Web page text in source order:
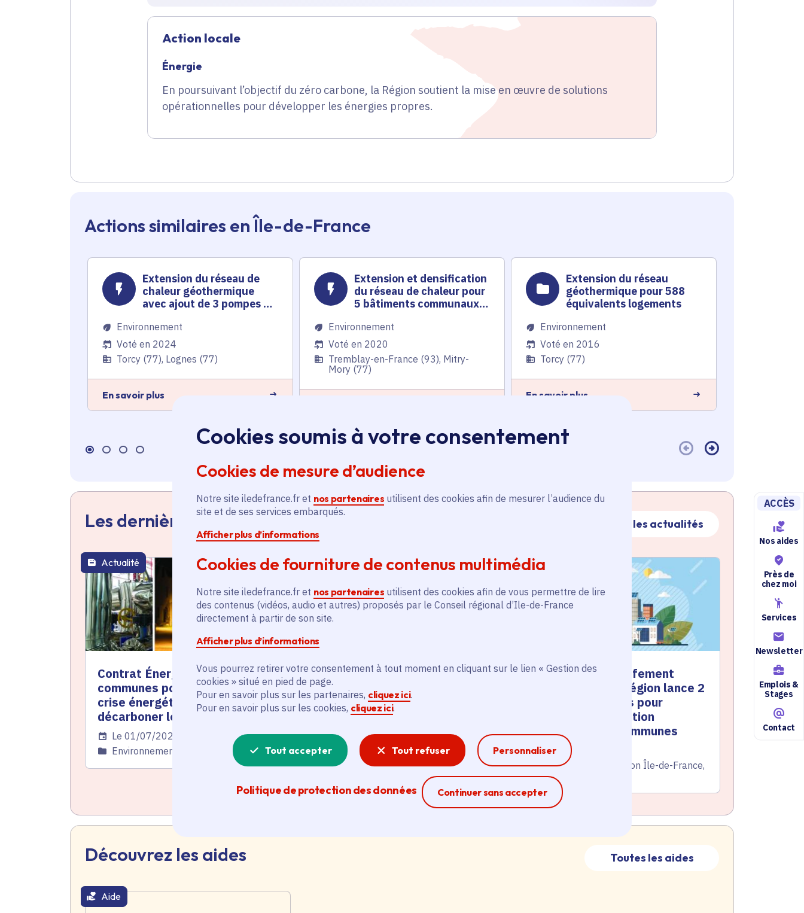
Cookies soumis à votre consentement
Cookies de mesure d’audience
Notre site iledefrance.fr et nos partenaires utilisent des cookies afin de mesurer l’audience du
site et de ses services embarqués.
Afficher plus d’informations
Cookies de fourniture de contenus multimédia
Notre site iledefrance.fr et nos partenaires utilisent des cookies afin de vous permettre de lire
des contenus (vidéos, audio et autres) proposés par le Conseil régional d’Ile-de-France
directement à partir de son site.
Afficher plus d’informations
Vous pourrez retirer votre consentement à tout moment en cliquant sur le lien « Gestion des
cookies » situé en pied de page.
Pour en savoir plus sur les partenaires, cliquez ici.
Pour en savoir plus sur les cookies, cliquez ici.
Tout accepter Tout refuser Personnaliser
Politique de protection des données Continuer sans accepter
Ferme la modale
ACCÈS
Nos aides
Près de
chez moi
Services
Newsletter
Emplois &
Stages
Contact
Action locale
Énergie
En poursuivant l’objectif du zéro carbone, la Région soutient la mise en œuvre de solutions
opérationnelles pour développer les énergies propres.
Actions similaires en Île-de-France
Extension du réseau de
chaleur géothermique
avec ajout de 3 pompes à
linéaires de canalisation
Environnement
Voté en 2024
Torcy (77), Lognes (77)
En savoir plus
Extension et densification
du réseau de chaleur pour
5 bâtiments communaux,
collège et une future zone
d'aménagement
Environnement
Voté en 2020
Tremblay-en-France (93), Mitry-
Mory (77)
Extension du réseau
géothermique pour 588
équivalents logements
Environnement
Voté en 2016
Torcy (77)
En savoir plus
Les dernières actualités Toutes les actualités
thématique active
Actualité
Contrat Énergie : l'aide aux
communes pour maîtriser la
crise énergétique et
décarboner les territoires
Date de l'arrêté
Le 01/07/2026
Catégorie
Environnement
thématique active
Actualité
Data centers : la stratégie
régionale pour un numérique
responsable
Catégorie
Économie, Environnement
thématique active
Actualité
Canicules, réchauffement
climatique… : la Région lance 2
nouveaux contrats pour
accélérer la transition
écologique des communes
Date de l'arrêté
Le 25/06/2026
Catégorie
Environnement, Région Île-de-France,
Territoire
Découvrez les aides Toutes les aides
thématique active
Aide